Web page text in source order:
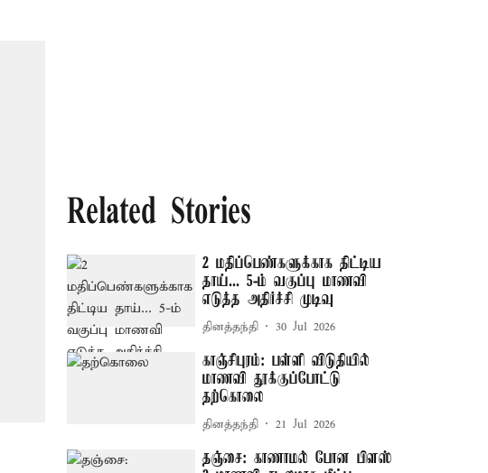
Related Stories
2 மதிப்பெண்களுக்காக திட்டிய
தாய்... 5-ம் வகுப்பு மாணவி
எடுத்த அதிர்ச்சி முடிவு
தினத்தந்தி 30 Jul 2026
காஞ்சிபுரம்: பள்ளி விடுதியில்
மாணவி தூக்குப்போட்டு
தற்கொலை
தினத்தந்தி 21 Jul 2026
தஞ்சை: காணாமல் போன பிளஸ்